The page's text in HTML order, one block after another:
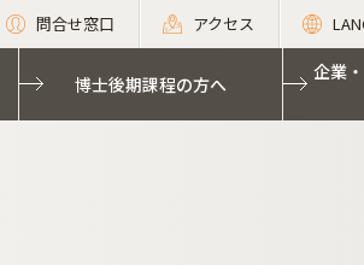
問合せ窓口 アクセス
博士後期課程の方へ
企業